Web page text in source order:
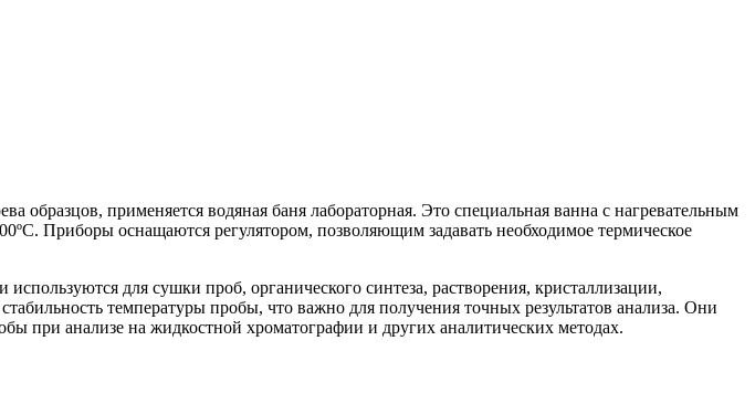
образцов, применяется водяная баня лабораторная. Это специальная ванна с нагревательным
Приборы оснащаются регулятором, позволяющим задавать необходимое термическое
для сушки проб, органического синтеза, растворения, кристаллизации,
температуры пробы, что важно для получения точных результатов анализа. Они
при анализе на жидкостной хроматографии и других аналитических методах.